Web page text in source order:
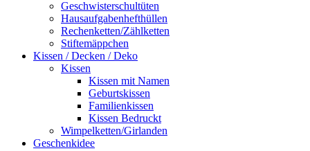
Geschwisterschultüten
Hausaufgabenhefthüllen
Rechenketten/Zählketten
Stiftemäppchen
Kissen / Decken / Deko
Kissen
Kissen mit Namen
Geburtskissen
Familienkissen
Kissen Bedruckt
Wimpelketten/Girlanden
Geschenkidee